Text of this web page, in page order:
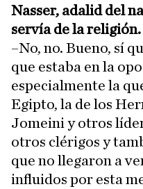
Nasser, adalid del
servía de la religión.
–No, no. Bueno, sí
que estaba en la
especialmente la
Egipto, la de los
Jomeini y otros
otros clérigos y
que no llegaron a
influidos por esta